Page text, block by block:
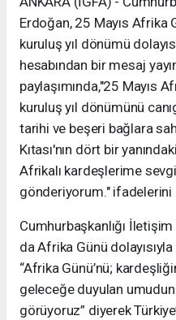
Erdoğan, 25 Mayıs Afrika
kuruluş yıl dönümü
hesabından bir mesaj
paylaşımında,"25 Mayıs
kuruluş yıl dönümünü
tarihi ve beşeri bağlara
Kıtası'nın dört bir
Afrikalı kardeşlerime
gönderiyorum." ifadelerini
Cumhurbaşkanlığı
da Afrika Günü
“Afrika Günü’nü;
geleceğe duyulan
görüyoruz” diyerek